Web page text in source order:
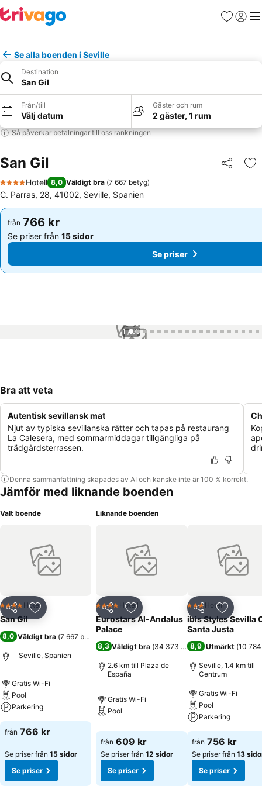
Favoriter
Logga
Se alla boenden i Seville
Destination
San Gil
Från/till
Välj datum
Gäster och rum
2 gäster, 1 rum
Så påverkar betalningar till oss rankningen
San Gil Dela
4 Stjärnor
Hotell 8,0 Väldigt bra (7 667 betyg)
C. Parras, 28, 41002, Seville, Spanien
från 766 kr
Se priser från 15 sidor
från 766 kr
Se priser från 15 sidor
Se priser
1 / 99
Bra att veta
Autentisk sevillansk mat
Njut av typiska sevillanska rätter och tapas på restaurang
La Calesera, med sommarmiddagar tillgängliga på
trädgårdsterrassen.
Denna sammanfattning skapades av AI och kanske inte är 100 % korrekt.
Jämför med liknande boenden
Valt boende
Dela Lägg till i Mina Favoriter
4 StjärnorHotell
San Gil
8,0 Väldigt bra (7 667 betyg
Seville, Spanien
Gratis Wi-Fi
Pool
Parkering
från 766 kr
Se priser från 15 sidor
Se priser
Liknande boenden
Dela Lägg till i Mina Favoriter
4 StjärnorHotell
Eurostars Al-Andalus
Palace
8,3 Väldigt bra (34 373 betyg)
2.6 km till Plaza de
España
Gratis Wi-Fi
Pool
från 609 kr
Se priser från 12 sidor
Se priser
Dela Lägg till
3 Stjärnor
Hotell
ibis Styles Sevilla
Santa Justa
8,9 Utmärkt (10
Seville, 1.4 km till
Centrum
Gratis Wi-Fi
Pool
Parkering
från 756 kr
Se priser från 13
Se priser